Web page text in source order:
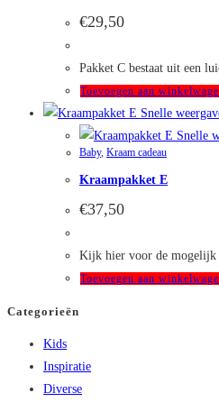
€29,50
Pakket C bestaat uit een
Toevoegen aan
Snelle
Snelle
Baby, Kraam cadeau
Kraampakket E
€37,50
Kijk hier voor de mogelijk
Toevoegen aan
Categorieën
Kids
Inspiratie
Diverse